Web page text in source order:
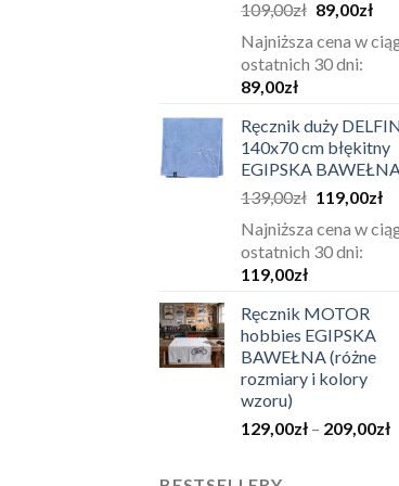
109,00zł Pierwotna
wynosiła:
109,00zł.
89,00zł
cena
Najniższa cena w
ostatnich 30 dni:
89,00zł
Ręcznik duży
140x70 cm błękitny
EGIPSKA
139,00zł Pierwotna
wynosiła:
139,00zł.
119,00zł
Najniższa cena w
ostatnich 30 dni:
119,00zł
Ręcznik MOTOR
hobbies EGIPSKA
BAWEŁNA (różne
rozmiary i kolory
wzoru)
129,00zł – 209,00zł